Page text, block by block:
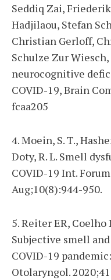
Seddiq Zai,
Hadjilaou, Stefan
Christian Gerloff,
Schulze Zur
neurocognitive
COVID-19, Brain
fcaa205
4. Moein, S. T.,
Doty, R. L. Smell
COVID-19 Int.
Aug;10(8):944-950.
5. Reiter ER, Coelho
Subjective smell
COVID-19
Otolaryngol.